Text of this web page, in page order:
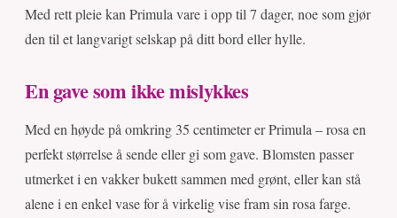
Med rett pleie kan Primula vare i opp til 7 dager, noe som gjør
den til et langvarigt selskap på ditt bord eller hylle.
En gave som ikke mislykkes
Med en høyde på omkring 35 centimeter er Primula – rosa en
perfekt størrelse å sende eller gi som gave. Blomsten passer
utmerket i en vakker bukett sammen med grønt, eller kan stå
alene i en enkel vase for å virkelig vise fram sin rosa farge.